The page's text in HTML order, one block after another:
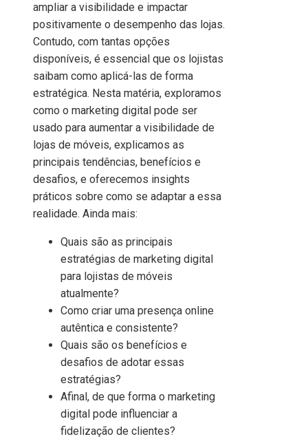
ampliar a visibilidade e impactar
positivamente o desempenho das lojas.
Contudo, com tantas opções
disponíveis, é essencial que os lojistas
saibam como aplicá-las de forma
estratégica. Nesta matéria, exploramos
como o marketing digital pode ser
usado para aumentar a visibilidade de
lojas de móveis, explicamos as
principais tendências, benefícios e
desafios, e oferecemos insights
práticos sobre como se adaptar a essa
realidade. Ainda mais:
Quais são as principais
estratégias de marketing digital
para lojistas de móveis
atualmente?
Como criar uma presença online
autêntica e consistente?
Quais são os benefícios e
desafios de adotar essas
estratégias?
Afinal, de que forma o marketing
digital pode influenciar a
fidelização de clientes?